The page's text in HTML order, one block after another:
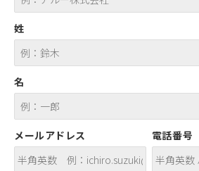
姓
名
メールアドレス 電話番号